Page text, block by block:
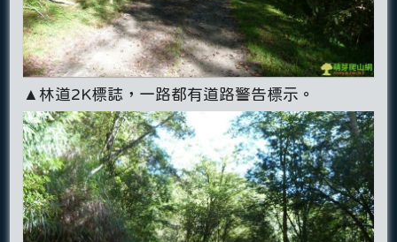
▲林道2K標誌，一路都有道路警告標示。